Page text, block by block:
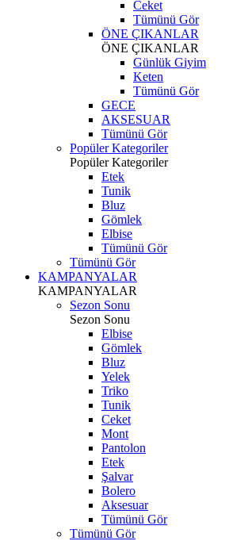
Ceket
Tümünü Gör
ÖNE ÇIKANLAR
ÖNE ÇIKANLAR
Günlük Giyim
Keten
Tümünü Gör
GECE
AKSESUAR
Tümünü Gör
Popüler Kategoriler
Popüler Kategoriler
Etek
Tunik
Bluz
Gömlek
Elbise
Tümünü Gör
Tümünü Gör
KAMPANYALAR
KAMPANYALAR
Sezon Sonu
Sezon Sonu
Elbise
Gömlek
Bluz
Yelek
Triko
Tunik
Ceket
Mont
Pantolon
Etek
Şalvar
Bolero
Aksesuar
Tümünü Gör
Tümünü Gör